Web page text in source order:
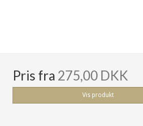
Pris fra 275,00 DKK
Vis produkt